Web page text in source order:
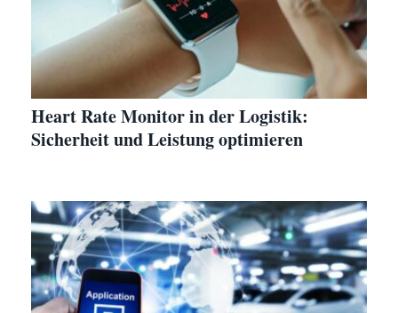
Heart Rate Monitor in der Logistik:
Sicherheit und Leistung optimieren